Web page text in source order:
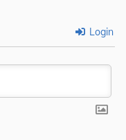
Login